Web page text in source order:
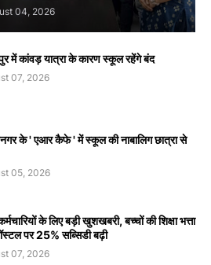
04, 2026
में कांवड़ यात्रा के कारण स्कूल रहेंगे बंद
07, 2026
के ' एआर कैफे ' में स्कूल की नाबालिग छात्रा से
05, 2026
के लिए बड़ी खुशखबरी, बच्चों की शिक्षा भत्ता
पर 25% सब्सिडी बढ़ी
07, 2026